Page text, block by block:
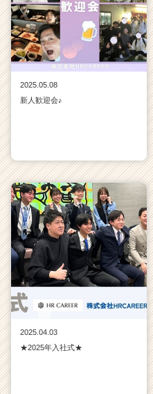
2025.05.08
新人歓迎会♪
2025.04.03
★2025年入社式★